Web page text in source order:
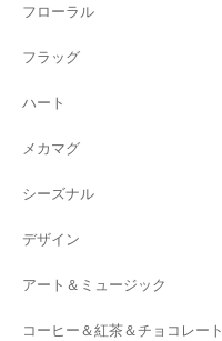
フローラル
フラッグ
ハート
メカマグ
シーズナル
デザイン
アート＆ミュージック
コーヒー＆紅茶＆チョコレート